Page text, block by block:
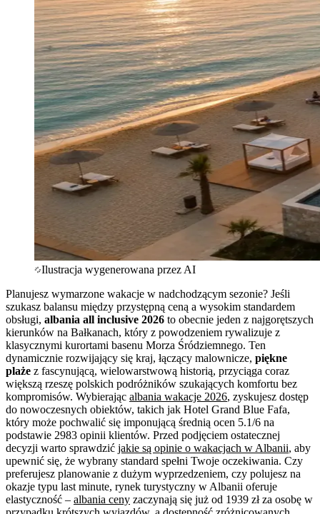
Ilustracja wygenerowana przez AI
Planujesz wymarzone wakacje w nadchodzącym sezonie? Jeśli
szukasz balansu między przystępną ceną a wysokim standardem
obsługi, albania all inclusive 2026 to obecnie jeden z najgorętszych
kierunków na Bałkanach, który z powodzeniem rywalizuje z
klasycznymi kurortami basenu Morza Śródziemnego. Ten
dynamicznie rozwijający się kraj, łączący malownicze, piękne
plaże z fascynującą, wielowarstwową historią, przyciąga coraz
większą rzeszę polskich podróżników szukających komfortu bez
kompromisów. Wybierając albania wakacje 2026, zyskujesz dostęp
do nowoczesnych obiektów, takich jak Hotel Grand Blue Fafa,
który może pochwalić się imponującą średnią ocen 5.1/6 na
podstawie 2983 opinii klientów. Przed podjęciem ostatecznej
decyzji warto sprawdzić jakie są opinie o wakacjach w Albanii, aby
upewnić się, że wybrany standard spełni Twoje oczekiwania. Czy
preferujesz planowanie z dużym wyprzedzeniem, czy polujesz na
okazje typu last minute, rynek turystyczny w Albanii oferuje
elastyczność – albania ceny zaczynają się już od 1939 zł za osobę w